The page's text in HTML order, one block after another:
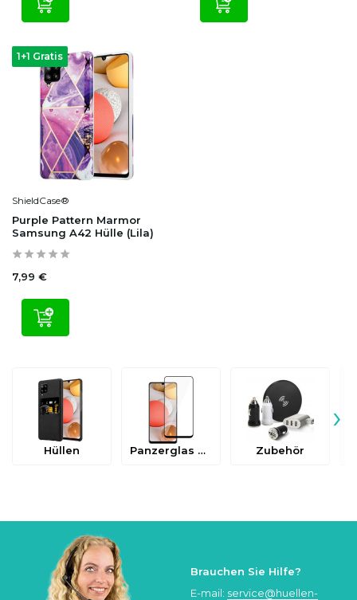
1+1 Gratis
ShieldCase®
Purple Pattern Marmor
Samsung A42 Hülle (Lila)
7,99 €
Hüllen Panzerglas & Schutzfolien Zubehör
›
Brauchen Sie Hilfe?
E-mail: service@huellen-